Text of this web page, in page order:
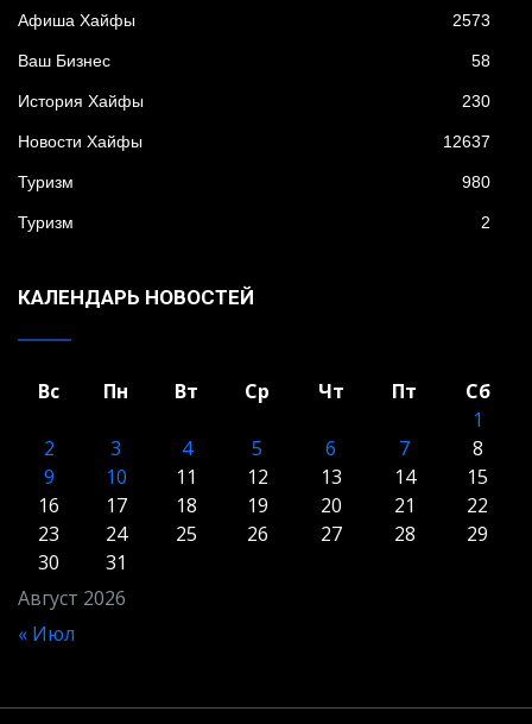
Афиша Хайфы 2573
Ваш Бизнес 58
История Хайфы 230
Новости Хайфы 12637
Туризм 980
Туризм 2
КАЛЕНДАРЬ НОВОСТЕЙ
Август 2026
Вс Пн Вт Ср Чт Пт
Сб
1
2
3 4 5 6 7
8
9
10 11 12 13 14
15
16
17 18 19 20 21
22
23
24 25 26 27 28
29
30
31
« Июл